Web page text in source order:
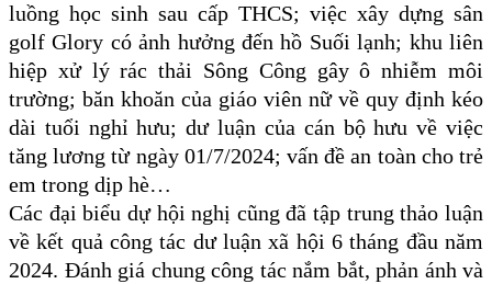
luồng học sinh sau cấp THCS; việc xây dựng sân
golf Glory có ảnh hưởng đến hồ Suối lạnh; khu liên
hiệp xử lý rác thải Sông Công gây ô nhiễm môi
trường; băn khoăn của giáo viên nữ về quy định kéo
dài tuổi nghỉ hưu; dư luận của cán bộ hưu về việc
tăng lương từ ngày 01/7/2024; vấn đề an toàn cho trẻ
em trong dịp hè…
Các đại biểu dự hội nghị cũng đã tập trung thảo luận
về kết quả công tác dư luận xã hội 6 tháng đầu năm
2024. Đánh giá chung công tác nắm bắt, phản ánh và